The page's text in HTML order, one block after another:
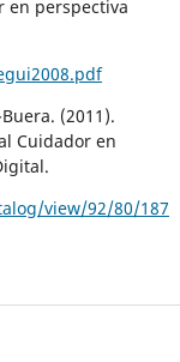
en perspectiva
(2011).
Cuidador en
view/92/80/187